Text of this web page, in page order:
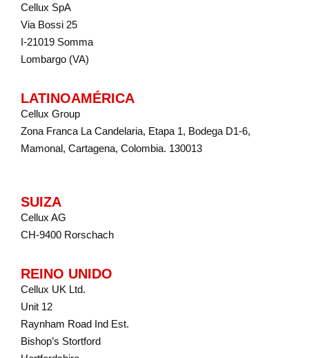
Cellux SpA
Via Bossi 25
I-21019 Somma
Lombargo (VA)
LATINOAMÉRICA
Cellux Group
Zona Franca La Candelaria, Etapa 1, Bodega D1-6,
Mamonal, Cartagena, Colombia. 130013
SUIZA
Cellux AG
CH-9400 Rorschach
REINO UNIDO
Cellux UK Ltd.
Unit 12
Raynham Road Ind Est.
Bishop’s Stortford